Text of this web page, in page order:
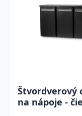
Štvordverový
na nápoje -